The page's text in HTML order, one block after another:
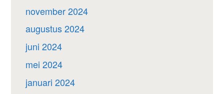
november 2024
augustus 2024
juni 2024
mei 2024
januari 2024